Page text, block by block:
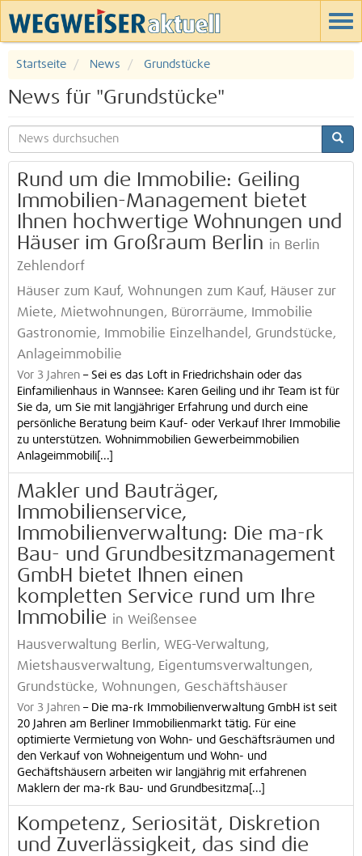
Startseite News Grundstücke
News für "Grundstücke"
Rund um die Immobilie: Geiling
Immobilien-Management bietet
Ihnen hochwertige Wohnungen und
Häuser im Großraum Berlin in Berlin
Zehlendorf
Häuser zum Kauf, Wohnungen zum Kauf, Häuser zur
Miete, Mietwohnungen, Bürorräume, Immobilie
Gastronomie, Immobilie Einzelhandel, Grundstücke,
Anlageimmobilie
Vor 3 Jahren – Sei es das Loft in Friedrichshain oder das
Einfamilienhaus in Wannsee: Karen Geiling und ihr Team ist für
Sie da, um Sie mit langjähriger Erfahrung und durch eine
persönliche Beratung beim Kauf- oder Verkauf Ihrer Immobilie
zu unterstützen. Wohnimmobilien Gewerbeimmobilien
Anlageimmobili[...]
Makler und Bauträger,
Immobilienservice,
Immobilienverwaltung: Die ma-rk
Bau- und Grundbesitzmanagement
GmbH bietet Ihnen einen
kompletten Service rund um Ihre
Immobilie in Weißensee
Hausverwaltung Berlin, WEG-Verwaltung,
Mietshausverwaltung, Eigentumsverwaltungen,
Grundstücke, Wohnungen, Geschäftshäuser
Vor 3 Jahren – Die ma-rk Immobilienverwaltung GmbH ist seit
20 Jahren am Berliner Immobilienmarkt tätig. Für eine
optimierte Vermietung von Wohn- und Geschäftsräumen und
den Verkauf von Wohneigentum und Wohn- und
Gechäftshäusern arbeiten wir langjährig mit erfahrenen
Maklern der ma-rk Bau- und Grundbesitzma[...]
Kompetenz, Seriosität, Diskretion
und Zuverlässigkeit, das sind die